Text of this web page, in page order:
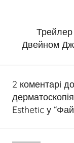
Двейном
2 коментарі
Esthetic у